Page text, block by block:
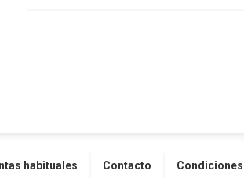
habituales Contacto